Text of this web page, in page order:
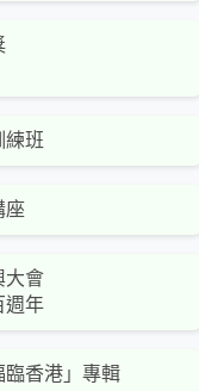
練班
座
大會
週年
臨香港」專輯